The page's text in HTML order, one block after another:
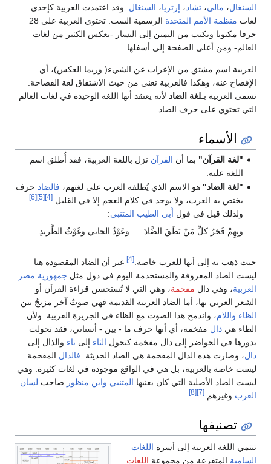
السنغال، مالي، تشاد، إرتريا، السنغال. وقد اعتمدت العربية كإحدى
لغات منظمة الأمم المتحدة
الرسمية الست. تحتوي العربية على 28
حرفا مكتوبا وتكتب من اليمين إلى اليسار -بعكس الكثير من لغات
العالم- ومن أعلى الصفحة إلى أسفلها.
العربية اسم مشتق من الإعراب عن الشيء( وربما العكس)، أي
الإفصاح عنه، وهكذا فالعربية تعني من حيث الاشتقاق لغة الفصاحة.
تسمى العربية بـلغة الضاد لأنه يعتقد أنها اللغة الوحيدة في لغات العالم
التي تحتوي على حرف الضاد.
الأسماء
"لغة القرآن" بما أن القرآن نزل باللغة العربية، فقد أُطلق اسم
اللغة عليه.
"لغة الضاد" هو الاسم الذي يُطلقه العرب على لغتهم، فالضاد حرف
يختص به العرب، ولا يوجد في كلام العجم إلا في القليل.[4]
[5]
[6]
ولذلك قيل في قول أَبي الطيب المتنبي:
وبِهِمْ فَخرُ كلِّ مَنْ نَطَقَ الضَّادَ
وعَوْذُ الجاني وغَوْثُ الطَّريدِ
حيث ذهب به إلى أنها للعرب خاصة.[4]
غير أن الضاد المقصودة هنا
ليست الضاد المعروفة والمستخدمة اليوم في دول مثل جمهورية مصر
العربية، وهي دال مفخمة، وهي التي لا تُستحسن قراءة القرآن أو
الشعر العربي بها، أما الضاد العربية القديمة فهي صوتٌ آخر مزيجٌ بين
الظاء واللام، واندمج هذا الصوت مع الظاء في الجزيرة العربية. ولأن
الظاء هي ذال مفخمة، أي أنها حرف ما - بين - أسناني، فقد تحولت
بدورها في الحواضر إلى دال مفخمة كتحول الثاء إلى تاء والذال إلى
دال، وصارت هذه الدال المفخمة هي الضاد الحديثة. فالدال المفخمة
ليست خاصة بالعربية، بل هي في الواقع موجودة في لغات كثيرة. وهي
ليست الضاد الأصلية التي كان يعنيها المتنبي وابن منظور صاحب لسان
العرب وغيرهم.[7]
[8]
تصنيفها
تنتمي اللغة العربية إلى أسرة اللغات
السامية المتفرعة من مجموعة اللغات